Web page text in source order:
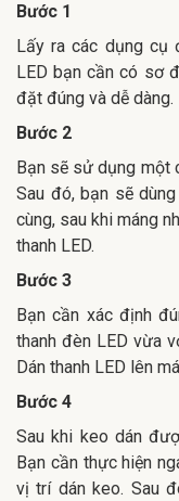
Bước 1
Lấy ra các dụng cụ
LED bạn cần có sơ
đặt đúng và dễ dàng.
Bước 2
Bạn sẽ sử dụng một
Sau đó, bạn sẽ
cùng, sau khi máng
thanh LED.
Bước 3
Bạn cần xác định
thanh đèn LED vừa
Dán thanh LED lên
Bước 4
Sau khi keo dán
Bạn cần thực hiện
vị trí dán keo. Sau